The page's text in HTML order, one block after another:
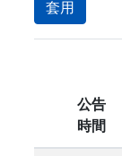
公告
時間